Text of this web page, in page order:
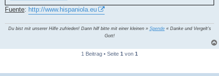
Fuente: http://www.hispaniola.eu
Du bist mit unserer Hilfe zufrieden! Dann hilf bitte mit einer kleinen » Spende« Danke und Vergelt's
Gott!
1 Beitrag • Seite 1 von 1